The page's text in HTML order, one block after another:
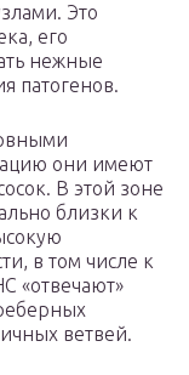
Это
его
нежные
патогенов.
они имеют
В этой зоне
близки к
в том числе к
«отвечают»
ветвей.